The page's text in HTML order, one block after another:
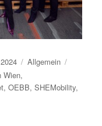
Kategorien
Allgemein
Wien,
,OEBB,SHEMobility,